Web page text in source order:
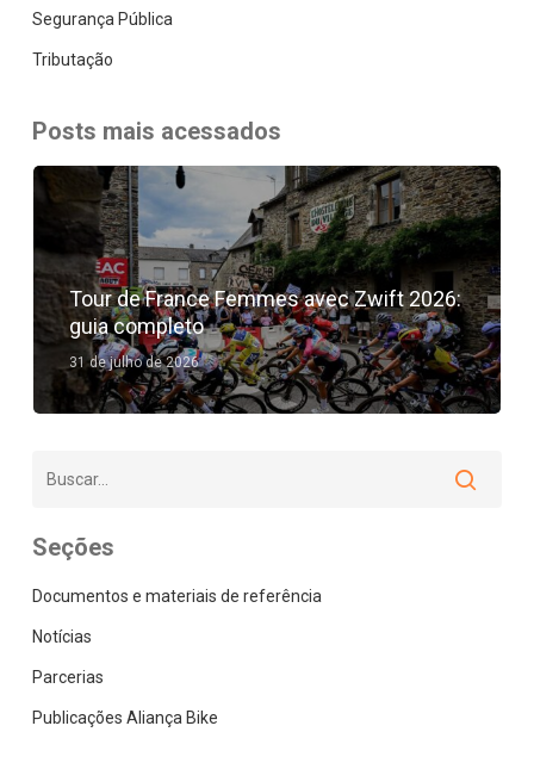
Segurança Pública
Tributação
Posts mais acessados
Tour de France Femmes avec Zwift 2026:
guia completo
31 de julho de 2026
Seções
Documentos e materiais de referência
Notícias
Parcerias
Publicações Aliança Bike